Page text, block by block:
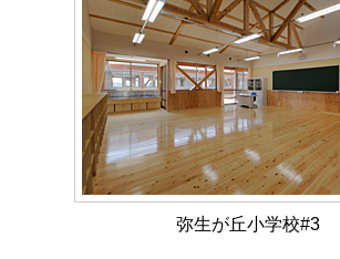
弥生が丘小学校#3